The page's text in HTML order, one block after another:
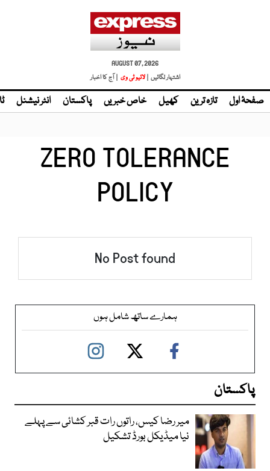
AUGUST 07, 2026
اشتہار لگائیں |
| آج کا اخبار
صفحۂ اول تازہ ترین کھیل خاص خبریں پاکستان انٹر نیشنل
ZERO TOLERANCE
POLICY
No Post found
ہمارے ساتھ شامل ہوں
پاکستان
میر رضا کیس، راتوں رات قبر کشائی سے پہلے
نیا میڈیکل بورڈ تشکیل